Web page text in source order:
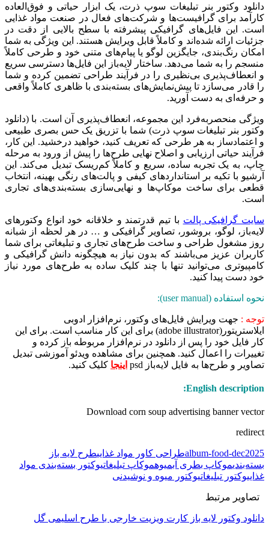
دانلود وکتور بنر تبلیغات سوپ ذرت، یک ابزار حیاتی و فوق‌العاده
کارآمد برای گرافیست‌ها و شرکت‌های فعال در صنعت مواد غذایی
است. این فایل‌های گرافیکی پیشرفته با سطح بالایی از دقت در
جزئیات ارائه شده‌اند و کاملاً قابل ویرایش هستند. این ویژگی به شما
امکان رنگ‌بندی، جایگزین لوگو یا پیام‌های متنی خود و طرحی کاملاً
منسجم را به شما می‌دهد. ساختار لایه‌باز این فایل‌ها دسترسی سریع
و انعطاف‌پذیری بی‌نظیری را در فرآیند طراحی تضمین کرده و شما
را قادر می‌سازد تا پیش‌نمایش‌های بسته‌بندی با ظاهری کاملاً واقعی
و حرفه‌ای به دست آورید.
ویژگی منحصربه‌فرد این مجموعه، انعطاف‌پذیری آن است. با (دانلود
وکتور بنر تبلیغات سوپ ذرت) شما با تزریق یک حس بصری طبیعی
و اعتمادساز به هر طرحی که تعریف کنید، خواهید درخشید. این کار،
فرآیند حیاتی ارزیابی و اصلاح نهایی طرح‌ها را پیش از ورود به مرحله
چاپ، به یک تجربه ساده، سریع و کاملاً کم‌ریسک تبدیل می‌کند. این
آرشیو با تکیه بر استانداردهای کیفی و پالت‌های رنگی بهینه، انتخاب
قطعی برای ساخت موکاپ‌ها و نهایی‌سازی بسته‌بندی‌های تجاری
است.
سایت گرافیکی پالت با تیم قدرتمند و خلاقانه خود انواع وکتورهای
لایه‌باز، لوگو، بروشور، تصاویر گرافیکی و … در هر لحظه از شبانه
روز مشغول طراحی و ساخت طرح‌های تجاری و تبلیغاتی برای شما
کاربران عزیز می‌باشند که بدون نیاز به هیچگونه دانش گرافیکی و
کامپیوتری می‌توانید تنها با چند کلیک ساده به طرح‌های مورد نیاز
خود دست پیدا کنید.
نحوه استفاده (user manual):
توجه : جهت ویرایش فایل‌های وکتور، نرم‌افزار ادوبی
ایلاستریتور(adobe illustrator) برای این کار مناسب است. برای این
کار فایل خود را پس از دانلود در نرم‌افزار مربوطه باز کرده و
تغییرات را اعمال کنید. همچنین برای مشاهده ویدئو آموزشی تبدیل
تصاویر و طرح‌ها به فایل لایه‌باز psd
اینجا کلیک کنید.
English description:
Download corn soup advertising banner vector
redirect
album-food-dec2025طراحی کاور مواد غذاییطرح لایه باز
بسته‌بندیموکاپ بطری آبمیوهموکاپ تبلیغاتیوکتور بسته‌بندی مواد
غذاییوکتور تبلیغاتیوکتور میوه و نوشیدنی
تصاویر مرتبط
دانلود وکتور لایه باز کارت ویزیت خارجی با طرح اسلیمی گل